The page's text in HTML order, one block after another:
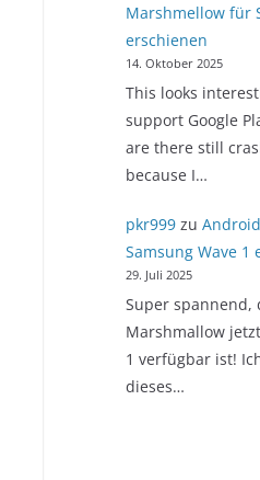
Marshmellow für
erschienen
14. Oktober 2025
This looks
support Google
are there still
because I…
pkr999zu
Samsung Wave 1
29. Juli 2025
Super spannend,
Marshmallow
1 verfügbar ist!
dieses…